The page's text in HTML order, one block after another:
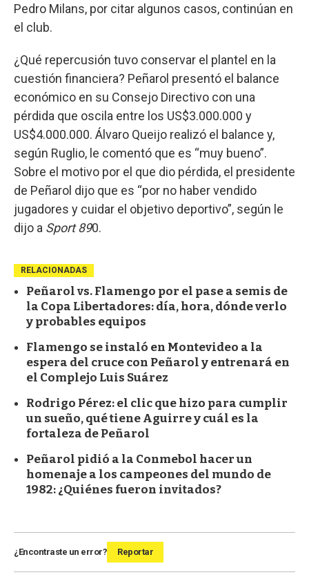
Pedro Milans, por citar algunos casos, continúan en
el club.
¿Qué repercusión tuvo conservar el plantel en la
cuestión financiera? Peñarol presentó el balance
económico en su Consejo Directivo con una
pérdida que oscila entre los US$3.000.000 y
US$4.000.000. Álvaro Queijo realizó el balance y,
según Ruglio, le comentó que es “muy bueno”.
Sobre el motivo por el que dio pérdida, el presidente
de Peñarol dijo que es “por no haber vendido
jugadores y cuidar el objetivo deportivo”, según le
dijo a Sport 890.
RELACIONADAS
Peñarol vs. Flamengo por el pase a semis de
la Copa Libertadores: día, hora, dónde verlo
y probables equipos
Flamengo se instaló en Montevideo a la
espera del cruce con Peñarol y entrenará en
el Complejo Luis Suárez
Rodrigo Pérez: el clic que hizo para cumplir
un sueño, qué tiene Aguirre y cuál es la
fortaleza de Peñarol
Peñarol pidió a la Conmebol hacer un
homenaje a los campeones del mundo de
1982: ¿Quiénes fueron invitados?
¿Encontraste un error? Reportar